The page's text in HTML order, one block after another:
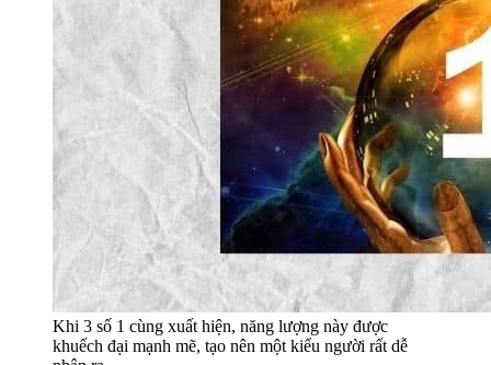
Khi 3 số 1 cùng xuất hiện, năng lượng này được
khuếch đại mạnh mẽ, tạo nên một kiểu người rất dễ